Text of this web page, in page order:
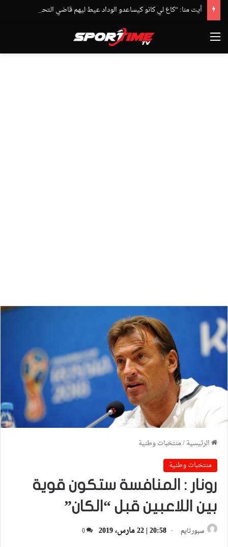
القائمة
الرئيسية/منتخبات وطنية
منتخبات وطنية
رونار : المنافسة ستكون قوية
بين اللاعبين قبل “الكان”
سبورتايم 20:58 | 22 مارس، 2019 0